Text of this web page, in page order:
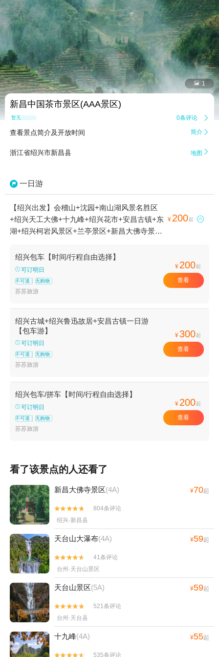
 1
新昌中国茶市景区(AAA景区)
暂无点评 0条评论 
查看景点简介及开放时间 简介 
浙江省绍兴市新昌县 地图 
一日游
【绍兴出发】会稽山+沈园+南山湖风景名胜区
+绍兴天工大佛+十九峰+绍兴花市+安昌古镇+东
湖+绍兴柯岩风景区+兰亭景区+新昌大佛寺景区
+新昌中国茶市景区+鲁镇+安昌民俗风情馆+绍
兴一中+新昌城隍庙+绍兴博物馆+沈园之夜剧场
+绍兴旅游直通车+会稽山峡洞漂流+会稽山兜率
天景区+会稽山高尔夫球场俱乐部+绍兴市城东体
+越剧小镇+绍兴科技馆+绍兴鲁迅故居+鲁镇社
戏+绍兴清廉馆+绍兴老街1日游
¥ 200起 
绍兴包车【时间/行程自由选择】
可订明日
不可退 无购物
苏苏旅游
¥ 200起
查看
绍兴古城+绍兴鲁迅故居+安昌古镇一日游
【包车游】
可订明日
不可退 无购物
苏苏旅游
¥300起
查看
绍兴包车/拼车【时间/行程自由选择】
可订明日
不可退 无购物
苏苏旅游
¥ 200起
查看
看了该景点的人还看了
新昌大佛寺景区(4A) ¥70起


804条评论
绍兴·新昌县
天台山大瀑布(4A) ¥59起


41条评论
台州·天台山景区
天台山景区(5A) ¥59起


521条评论
台州·天台县
十九峰(4A) ¥55起

 535条评论
